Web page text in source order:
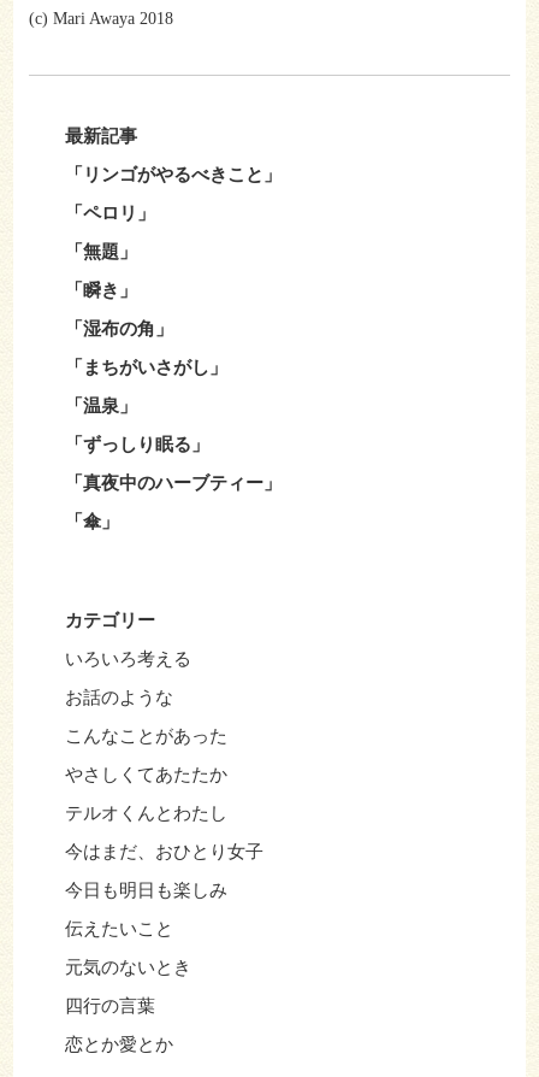
最新記事
「リンゴがやるべきこと」
「ペロリ」
「無題」
「瞬き」
「湿布の角」
「まちがいさがし」
「温泉」
「ずっしり眠る」
「真夜中のハーブティー」
「傘」
カテゴリー
いろいろ考える
お話のような
こんなことがあった
やさしくてあたたか
テルオくんとわたし
今はまだ、おひとり女子
今日も明日も楽しみ
伝えたいこと
元気のないとき
四行の言葉
恋とか愛とか
(c) Mari Awaya 2018